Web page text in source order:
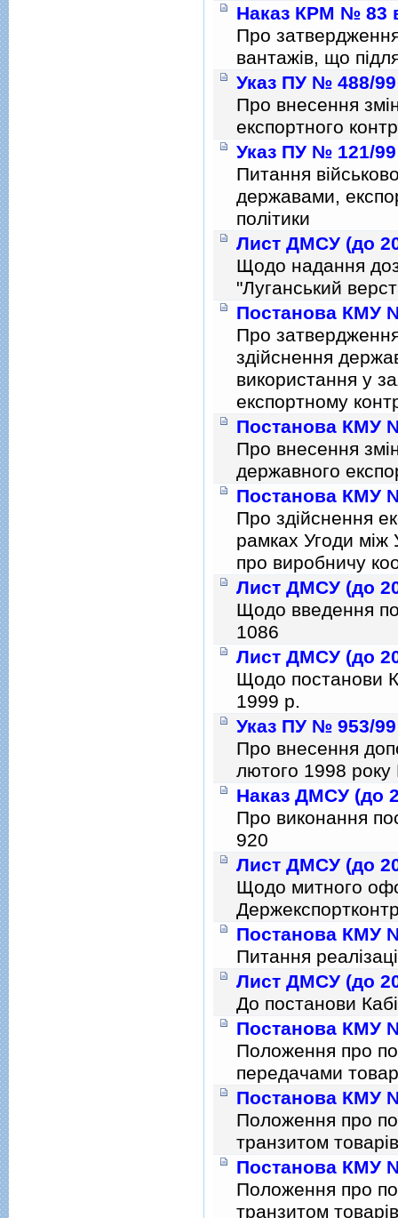
Наказ КРМ № 83
Про
вантажiв, що
Указ ПУ № 488/99
Про внесення
експортного
Указ ПУ № 121/99
Питання
державами,
полiтики
Лист ДМСУ (до
Щодо надання
"Луганський
Постанова КМУ
Про
здiйснення
використання у
експортному
Постанова КМУ
Про внесення
державного
Постанова КМУ
Про здiйснення
рамках Угоди мiж
про виробничу
Лист ДМСУ (до
Щодо введення
1086
Лист ДМСУ (до
Щодо постанови
1999 р.
Указ ПУ № 953/99
Про внесення
лютого 1998 року
Наказ ДМСУ (до
Про виконання
920
Лист ДМСУ (до
Щодо митного
Постанова КМУ
Питання
Лист ДМСУ (до
До постанови
Постанова КМУ
Положення про
передачами
Постанова КМУ
Положення про
транзитом
Постанова КМУ
Положення про
транзитом